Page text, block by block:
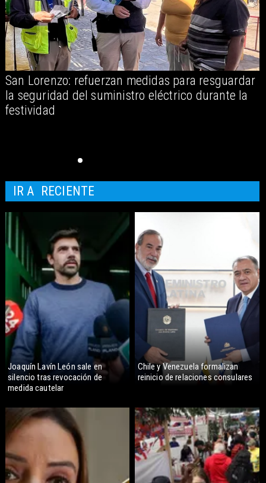
San Lorenzo: refuerzan medidas para resguardar
la seguridad del suministro eléctrico durante la
festividad
Joaquín Lavín León sale en
silencio tras revocación de
medida cautelar
Chile y Venezuela formalizan
reinicio de relaciones consulares
IR A RECIENTE